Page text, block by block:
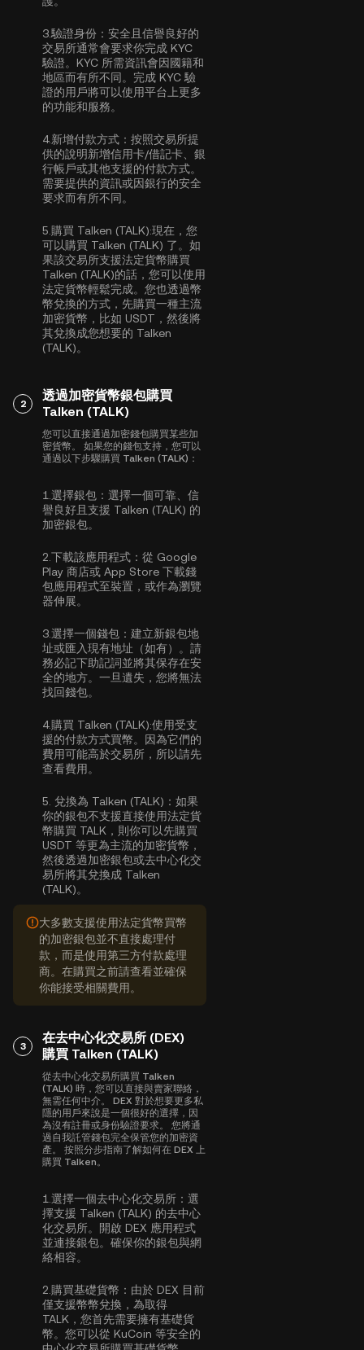
3.驗證身份： 安全且信譽良好的
交易所通常會要求你完成 KYC
驗證。KYC 所需資訊會因國籍和
地區而有所不同。完成 KYC 驗
證的用戶將可以使用平台上更多
的功能和服務。
4.新增付款方式： 按照交易所提
供的說明新增信用卡/借記卡、銀
行帳戶或其他支援的付款方式。
需要提供的資訊或因銀行的安全
要求而有所不同。
5. 購買 Talken (TALK):現在，您
可以購買 Talken (TALK) 了。如
果該交易所支援法定貨幣購買
Talken (TALK)的話，您可以使用
法定貨幣輕鬆完成。您也透過幣
幣兌換的方式，先購買一種主流
加密貨幣，比如 USDT ，然後將
其兌換成您想要的 Talken
(TALK)。
2
透過加密貨幣銀包購買
Talken (TALK)
您可以直接通過加密錢包購買某些加
密貨幣。 如果您的錢包支持，您可以
通過以下步驟購買 Talken (TALK)：
1. 選擇銀包： 選擇一個可靠、信
譽良好且支援 Talken (TALK) 的
加密銀包。
2. 下載該應用程式： 從 Google
Play 商店或 App Store 下載錢
包應用程式至裝置，或作為瀏覽
器伸展。
3.選擇一個錢包： 建立新銀包地
址或匯入現有地址（如有）。請
務必記下助記詞並將其保存在安
全的地方。一旦遺失，您將無法
找回錢包。
4.購買 Talken (TALK):使用受支
援的付款方式買幣。因為它們的
費用可能高於交易所，所以請先
查看費用。
5. 兌換為 Talken (TALK)： 如果
你的銀包不支援直接使用法定貨
幣購買 TALK，則你可以先購買
USDT 等更為主流的加密貨幣，
然後透過加密銀包或去中心化交
易所將其兌換成 Talken
(TALK)。
大多數支援使用法定貨幣買幣
的加密銀包並不直接處理付
款，而是使用第三方付款處理
商。在購買之前請查看並確保
你能接受相關費用。
3
在去中心化交易所 (DEX)
購買 Talken (TALK)
從去中心化交易所購買 Talken
(TALK) 時，您可以直接與賣家聯絡，
無需任何中介。 DEX 對於想要更多私
隱的用戶來說是一個很好的選擇，因
為沒有註冊或身份驗證要求。 您將通
過自我託管錢包完全保管您的加密資
產。 按照分步指南了解如何在 DEX 上
購買 Talken。
1. 選擇一個去中心化交易所： 選
擇支援 Talken (TALK) 的去中心
化交易所。開啟 DEX 應用程式
並連接銀包。確保你的銀包與網
絡相容。
2. 購買基礎貨幣： 由於 DEX 目前
僅支援幣幣兌換，為取得
TALK，您首先需要擁有基礎貨
幣。您可以從 KuCoin 等安全的